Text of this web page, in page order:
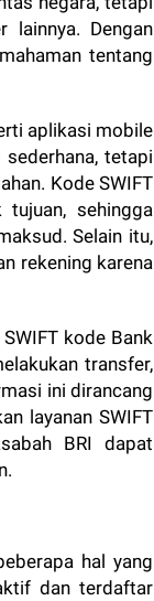
lainnya. Dengan
tentang
aplikasi mobile
tetapi
Kode SWIFT
sehingga
Selain itu,
rekening karena
kode Bank
transfer,
ini dirancang
layanan SWIFT
BRI dapat
hal yang
dan terdaftar